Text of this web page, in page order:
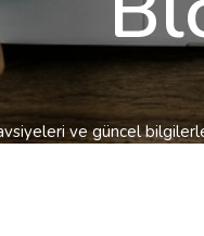
ve güncel bilgilerle